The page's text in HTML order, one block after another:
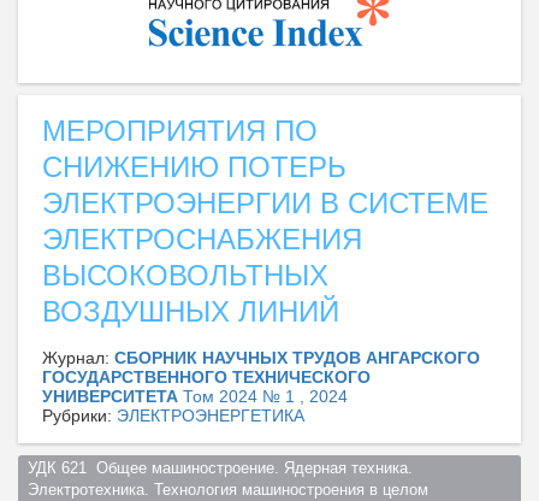
МЕРОПРИЯТИЯ ПО
СНИЖЕНИЮ ПОТЕРЬ
ЭЛЕКТРОЭНЕРГИИ В СИСТЕМЕ
ЭЛЕКТРОСНАБЖЕНИЯ
ВЫСОКОВОЛЬТНЫХ
ВОЗДУШНЫХ ЛИНИЙ
Журнал: СБОРНИК НАУЧНЫХ ТРУДОВ АНГАРСКОГО
ГОСУДАРСТВЕННОГО ТЕХНИЧЕСКОГО
УНИВЕРСИТЕТА Том 2024 № 1 , 2024
Рубрики: ЭЛЕКТРОЭНЕРГЕТИКА
УДК 621  Общее машиностроение. Ядерная техника.
Электротехника. Технология машиностроения в целом